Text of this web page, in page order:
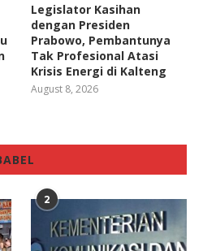
Legislator Kasihan
dengan Presiden
Prabowo, Pembantunya
Tak Profesional Atasi
Krisis Energi di Kalteng
August 8, 2026
2